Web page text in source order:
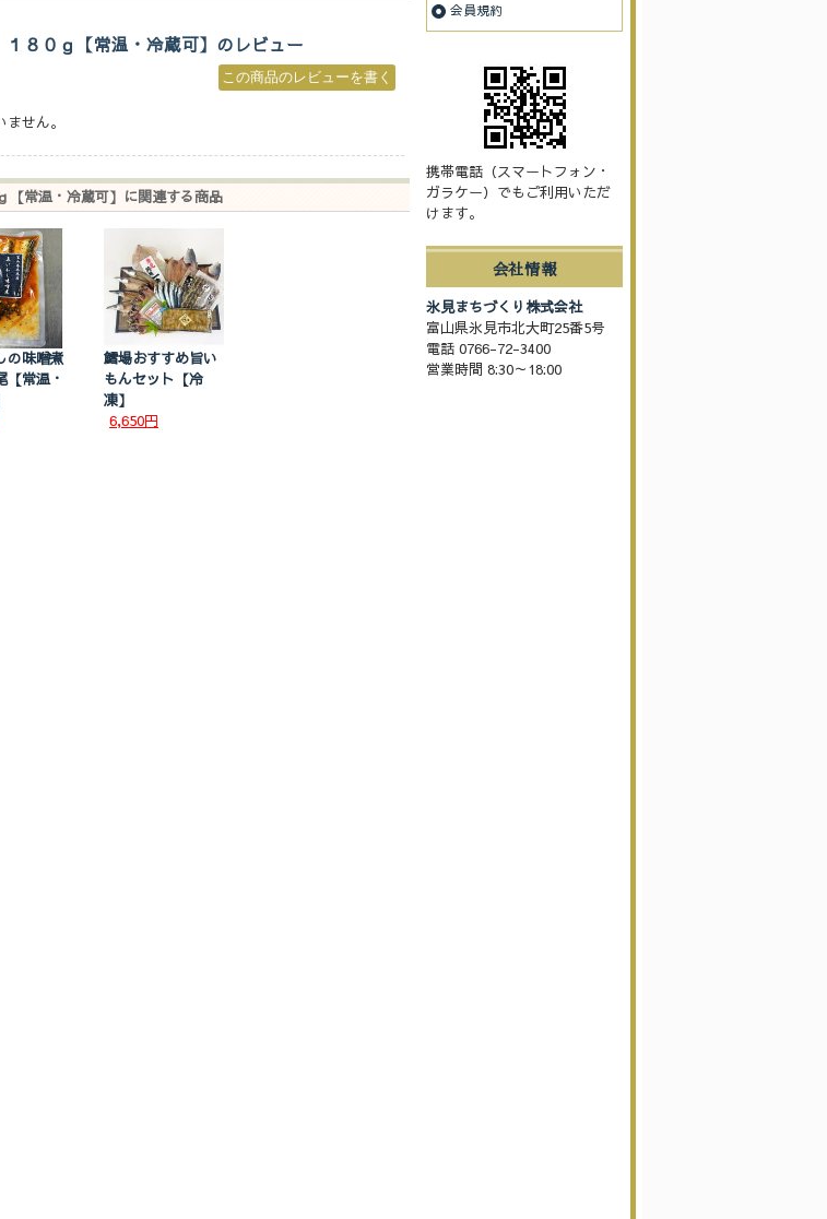
８０ｇ【常温・冷蔵可】のレビュー
せん。
【常温・冷蔵可】に関連する商品
の味噌煮
【常温・
鱈場おすすめ旨い
もんセット【冷
凍】
6,650円
会員規約
携帯電話（スマートフォン・
ガラケー）でもご利用いただ
けます。
会社情報
氷見まちづくり株式会社
富山県氷見市北大町25番5号
電話 0766-72-3400
営業時間 8:30～18:00